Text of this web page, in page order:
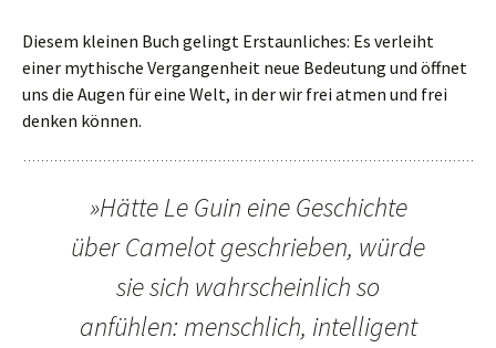
Diesem klei­nen Buch gelingt Erstaunliches: Es ver­leiht
einer mythi­sche Vergangenheit neue Bedeutung und öffnet
uns die Augen für eine Welt, in der wir frei atmen und frei
denken können.
»Hätte Le Guin eine Geschichte
über Camelot geschrie­ben, würde
sie sich wahr­schein­lich so
anfüh­len: mensch­lich, intel­li­gent